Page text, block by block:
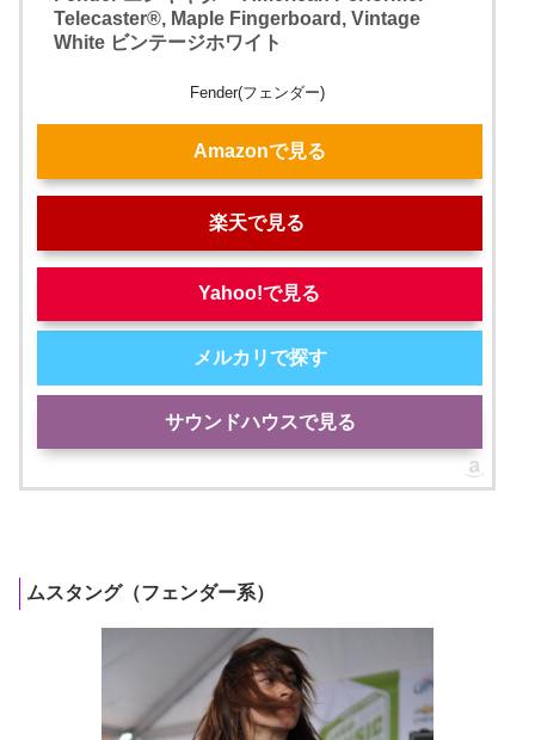
Telecaster®, Maple Fingerboard, Vintage
White ビンテージホワイト
Fender(フェンダー)
Amazonで見る
楽天で見る
Yahoo!で見る
メルカリで探す
サウンドハウスで見る
ムスタング（フェンダー系）